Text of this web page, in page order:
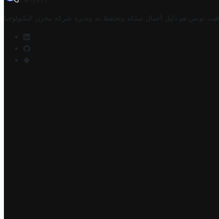
تونس هو دليل أعمال تملكه وتحتفظ به وتديره شركة مخزن التكنولوجيا